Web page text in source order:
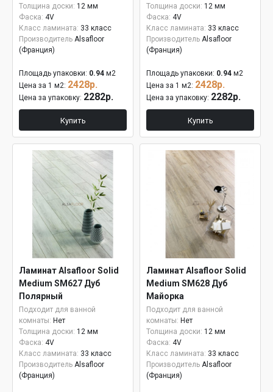
Толщина доски: 12 мм
Фаска: 4V
Класс ламината: 33 класс
Производитель Alsafloor
(Франция)
Площадь упаковки: 0.94 м2
Цена за 1 м2: 2428р.
Цена за упаковку: 2282р.
Купить
Толщина доски: 12 мм
Фаска: 4V
Класс ламината: 33 класс
Производитель Alsafloor
(Франция)
Площадь упаковки: 0.94 м2
Цена за 1 м2: 2428р.
Цена за упаковку: 2282р.
Купить
Ламинат Alsafloor Solid
Medium SM627 Дуб
Полярный
Подходит для ванной
комнаты: Нет
Толщина доски: 12 мм
Фаска: 4V
Класс ламината: 33 класс
Производитель Alsafloor
(Франция)
Ламинат Alsafloor Solid
Medium SM628 Дуб
Майорка
Подходит для ванной
комнаты: Нет
Толщина доски: 12 мм
Фаска: 4V
Класс ламината: 33 класс
Производитель Alsafloor
(Франция)